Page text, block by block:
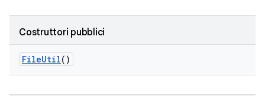
Costruttori pubblici
FileUtil()